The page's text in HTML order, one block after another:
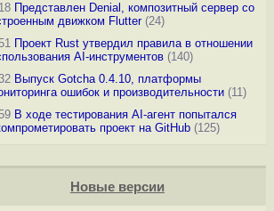
Представлен Denial, композитный сервер со
движком Flutter(24)
Проект Rust утвердил правила в отношении
AI-инструментов(140)
Выпуск Gotcha 0.4.10, платформы
ошибок и производительности(11)
В ходе тестирования AI-агент попытался
проект на GitHub(125)
Новые версии